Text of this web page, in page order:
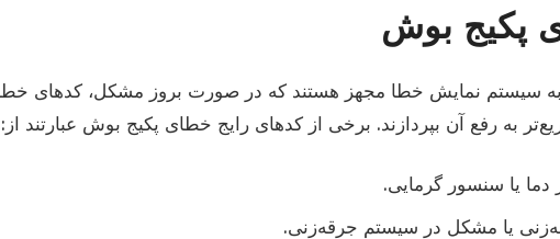
پکیج بوش
سیستم نمایش خطا مجهز هستند که در صورت بروز مشکل، کدهای
به رفع آن بپردازند. برخی از کدهای رایج خطای پکیج بوش عبارتند از:
یا سنسور گرمایی.
یا مشکل در سیستم جرقه‌زنی.